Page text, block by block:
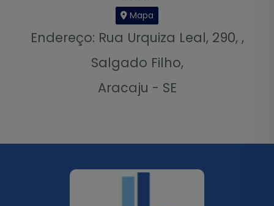
Mapa
Endereço: Rua Urquiza Leal, 290, ,
Salgado Filho,
Aracaju - SE